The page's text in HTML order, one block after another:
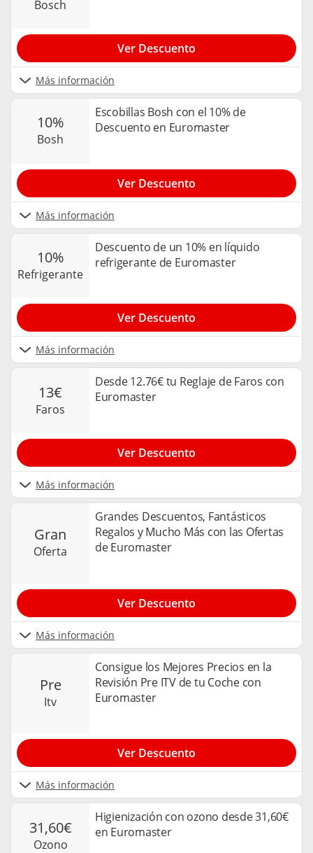
bosch
Más información
Ver Descuento
10%
bosh
Escobillas Bosh con el 10% de
Descuento en Euromaster
Más información
Ver Descuento
10%
refrigerante
Descuento de un 10% en líquido
refrigerante de Euromaster
Más información
Ver Descuento
13€
faros
Desde 12.76€ tu Reglaje de Faros con
Euromaster
Más información
Ver Descuento
gran
oferta
Grandes Descuentos, Fantásticos
Regalos y Mucho Más con las Ofertas
de Euromaster
Más información
Ver Descuento
pre
itv
Consigue los Mejores Precios en la
Revisión Pre ITV de tu Coche con
Euromaster
Más información
Ver Descuento
31,60€
ozono
Higienización con ozono desde 31,60€
en Euromaster